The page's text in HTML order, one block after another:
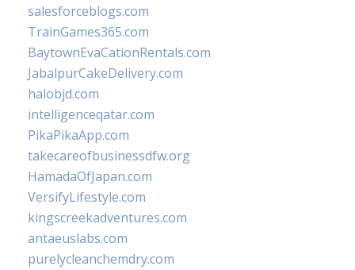
salesforceblogs.com
TrainGames365.com
BaytownEvaCationRentals.com
JabalpurCakeDelivery.com
halobjd.com
intelligenceqatar.com
PikaPikaApp.com
takecareofbusinessdfw.org
HamadaOfJapan.com
VersifyLifestyle.com
kingscreekadventures.com
antaeuslabs.com
purelycleanchemdry.com